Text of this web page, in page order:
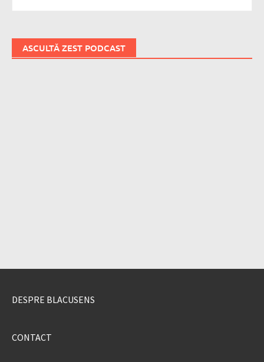
ASCULTĂ ZEST PODCAST
DESPRE BLACUSENS
CONTACT